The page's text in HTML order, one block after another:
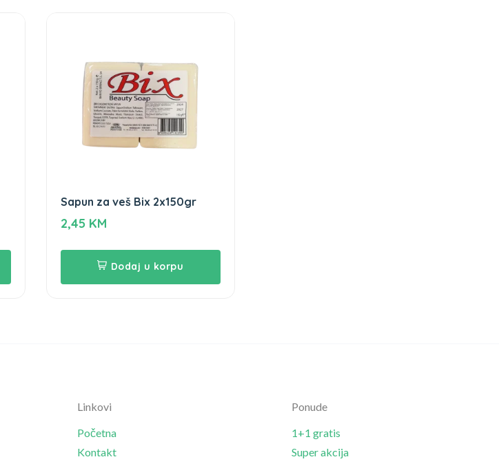
Sapun za veš Bix 2x150gr
2,45 KM
Dodaj u korpu
Linkovi
Početna
Kontakt
Ponude
1+1 gratis
Super akcija